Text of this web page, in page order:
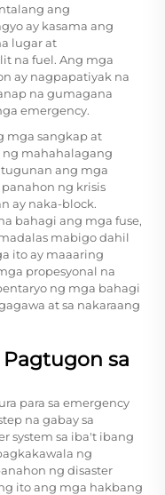
ang
ay kasama ang
lugar at
na fuel. Ang mga
ay nagpapatiyak na
na gumagana
emergency.
mga sangkap at
ng mahahalagang
ang mga
ng krisis
ay naka-block.
bahagi ang mga fuse,
mabigo dahil
ito ay maaaring
propesyonal na
ng mga bahagi
at sa nakaraang
sa
para sa emergency
na gabay sa
system sa iba't ibang
ng
ng disaster
ito ang mga hakbang